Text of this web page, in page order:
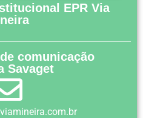
EPR Via
comunicação
Savaget